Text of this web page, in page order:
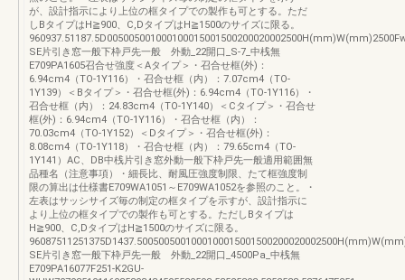
が、設計指示により上位の框タイプでの製作も可とする。ただ
しBタイプはH≧900、C,DタイプはH≧1500のサイズに限る。
SE片引き窓一般下枠戸先一般 外動_22開口_S-7_中桟無
E709PA1605召合せ強度＜Aタイプ＞・召合せ框(外)：
6.94cm4（TO-1Y116）・召合せ框（内）：7.07cm4（TO-
1Y139）＜Bタイプ＞・召合せ框(外)：6.94cm4（TO-1Y116）・
召合せ框（内）：24.83cm4（TO-1Y140）＜Cタイプ＞・召合せ
框(外)：6.94cm4（TO-1Y116）・召合せ框（内）：
70.03cm4（TO-1Y152）＜Dタイプ＞・召合せ框(外)：
8.08cm4（TO-1Y118）・召合せ框（内）：79.65cm4（TO-
1Y141）AC、DB中桟片引き窓外動一般下枠戸先一般適用範囲無
品種名（注意事項）・細長比、耐風圧強度制限、たて框強度制
限の算出は仕様書E709WA1051～E709WA1052を参照のこと。・
左表はサッシサイズ毎の制定の框タイプを示すが、設計指示に
より上位の框タイプでの製作も可とする。ただしBタイプは
H≧900、C,DタイプはH≧1500のサイズに限る。
SE片引き窓一般下枠戸先一般 外動_22開口_4500Pa_中桟無
E709PA16077F251-K2GU-